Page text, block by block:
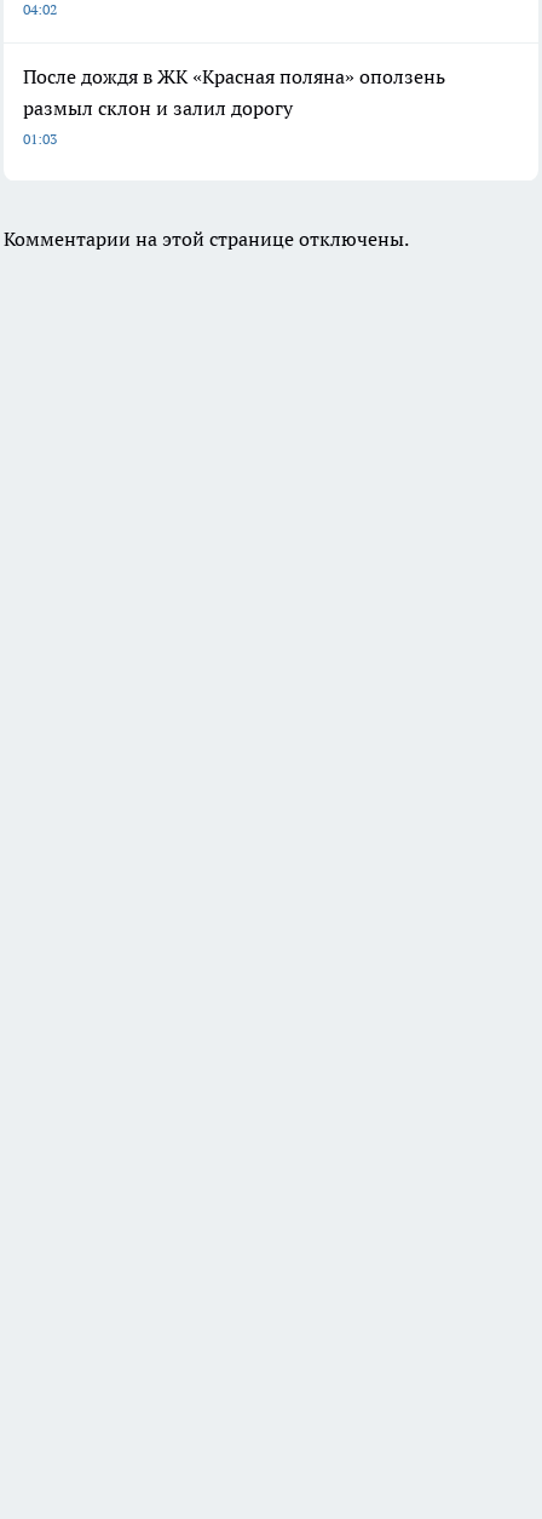
04:02
После дождя в ЖК «Красная поляна» оползень
размыл склон и залил дорогу
01:03
Комментарии на этой странице отключены.